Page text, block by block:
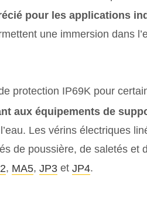
pour les applications
une immersion dans
protection IP69K pour
aux équipements de
Les vérins électriques
de poussière, de saletés
, MA5, JP3 et JP4.